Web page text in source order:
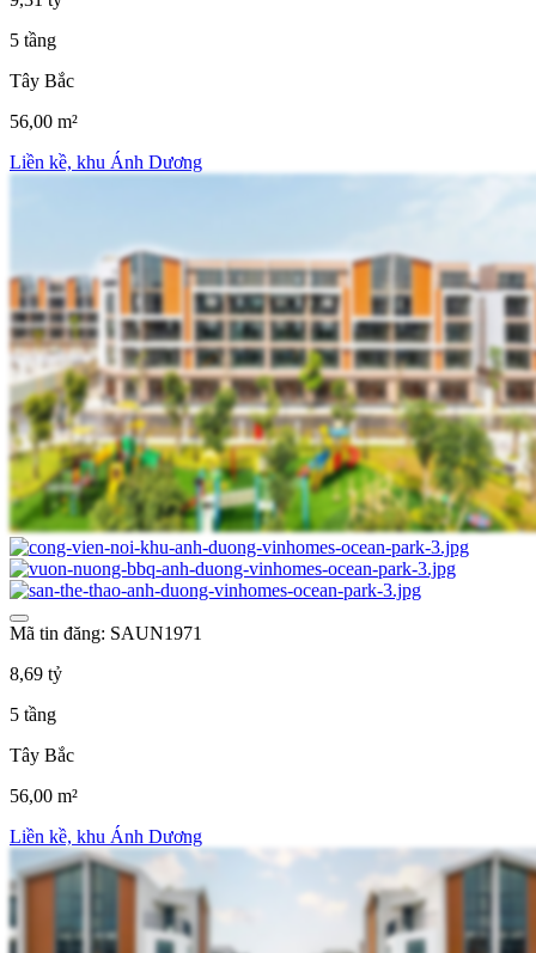
5 tầng
Tây Bắc
56,00 m²
Liền kề, khu Ánh Dương
Mã tin đăng: SAUN1971
8,69 tỷ
5 tầng
Tây Bắc
56,00 m²
Liền kề, khu Ánh Dương